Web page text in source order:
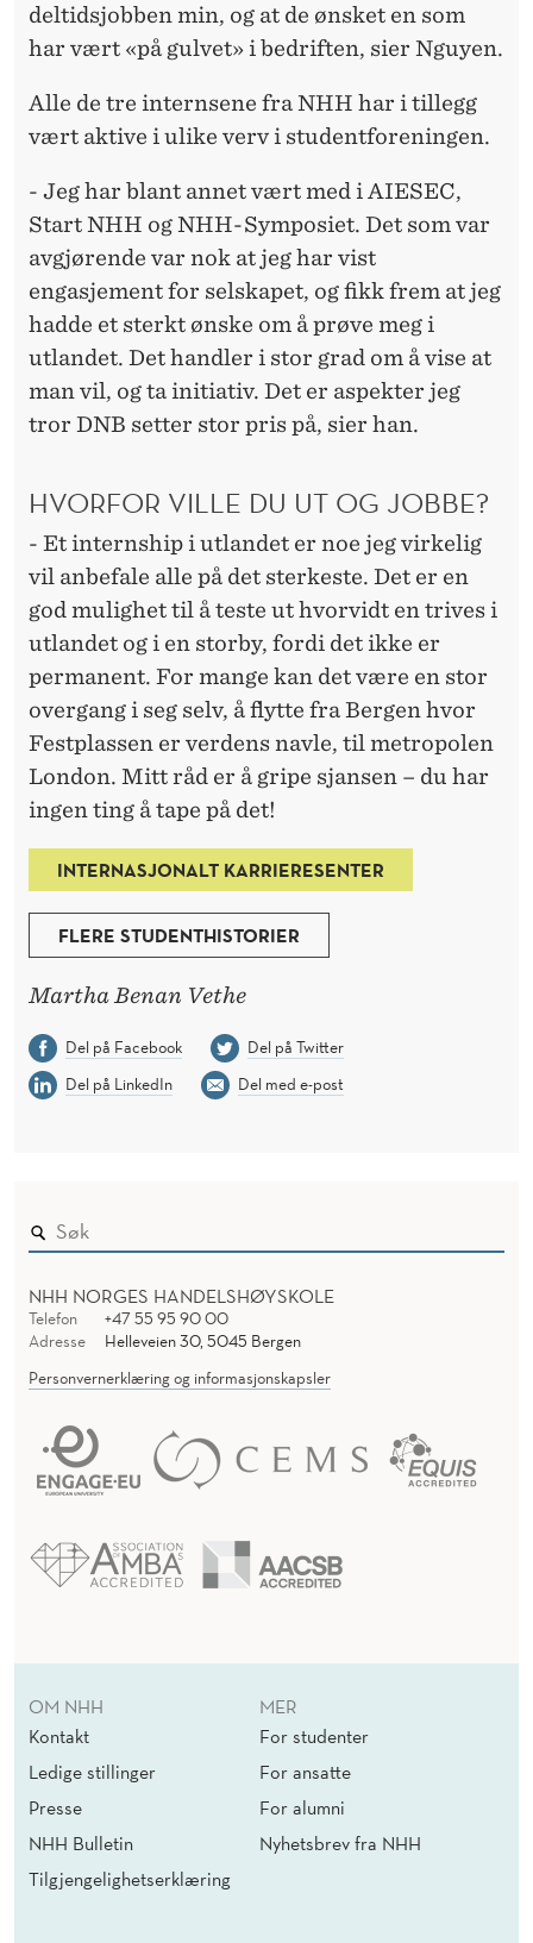
deltidsjobben min, og at de ønsket en som
har vært «på gulvet» i bedriften, sier Nguyen.
Alle de tre internsene fra NHH har i tillegg
vært aktive i ulike verv i studentforeningen.
- Jeg har blant annet vært med i AIESEC,
Start NHH og NHH-Symposiet. Det som var
avgjørende var nok at jeg har vist
engasjement for selskapet, og fikk frem at jeg
hadde et sterkt ønske om å prøve meg i
utlandet. Det handler i stor grad om å vise at
man vil, og ta initiativ. Det er aspekter jeg
tror DNB setter stor pris på, sier han.
HVORFOR VILLE DU UT OG JOBBE?
- Et internship i utlandet er noe jeg virkelig
vil anbefale alle på det sterkeste. Det er en
god mulighet til å teste ut hvorvidt en trives i
utlandet og i en storby, fordi det ikke er
permanent. For mange kan det være en stor
overgang i seg selv, å flytte fra Bergen hvor
Festplassen er verdens navle, til metropolen
London. Mitt råd er å gripe sjansen – du har
ingen ting å tape på det!
INTERNASJONALT KARRIERESENTER
FLERE STUDENTHISTORIER
Martha Benan Vethe
Del på Facebook
Del på Twitter
Del på LinkedIn
Del med e-post
NHH NORGES HANDELSHØYSKOLE
Telefon
+47 55 95 90 00
Adresse
Helleveien 30, 5045 Bergen
Personvernerklæring og informasjonskapsler
OM NHH
Kontakt
Ledige stillinger
Presse
NHH Bulletin
Tilgjengelighetserklæring
MER
For studenter
For ansatte
For alumni
Nyhetsbrev fra NHH